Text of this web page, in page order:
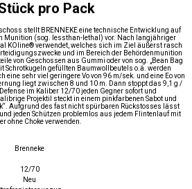
pro Pack
stellt BRENNEKE eine technische Entwicklung auf
Munition (sog. lessthan-lethal) vor. Nach langjähriger
KOline® verwendet, welches sich im Ziel äußerst rasch
und im Bereich der Behördenmunition
von Geschossen aus Gummi oder von sog. „Bean Bag
Schrotkugeln gefüllten Baumwollbeutels o.ä. werden
eine sehr viel geringere Vo von 96 m/sek. und eine Eo von
liegt zwischen 8 und 10 m. Dann stoppt das 9,1 g /
im Kaliber 12/70 jeden Gegner sofort und
Projektil steckt in einem pinkfarbenen Sabot und
Aufgrund des fast nicht spürbaren Rückstosses lässt
jeden Schützen problemlos aus jedem Flintenlauf mit
ohne Choke verwenden.
Brenneke
12/70
Neu